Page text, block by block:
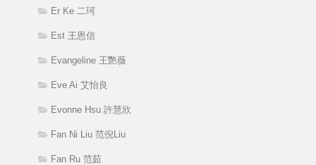
Er Ke 二珂
Est 王恩信
Evangeline 王艷薇
Eve Ai 艾怡良
Evonne Hsu 許慧欣
Fan Ni Liu 范倪Liu
Fan Ru 范茹